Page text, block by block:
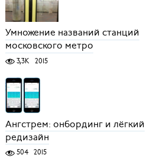
Умножение названий станций
московского метро
3,3K 2015
Ангстрем: онбординг и лёгкий
редизайн
504 2015